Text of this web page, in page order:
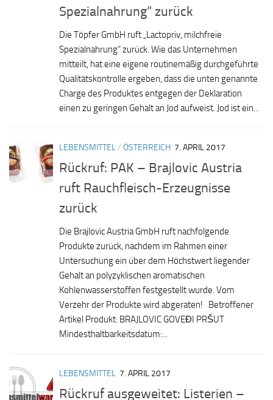
Spezialnahrung“ zurück
Die Töpfer GmbH ruft „Lactopriv, milchfreie
Spezialnahrung“ zurück. Wie das Unternehmen
mitteilt, hat eine eigene routinemäßig durchgeführte
Qualitätskontrolle ergeben, dass die unten genannte
Charge des Produktes entgegen der Deklaration
einen zu geringen Gehalt an Jod aufweist. Jod ist ein...
LEBENSMITTEL/ ÖSTERREICH 7. APRIL 2017
Rückruf: PAK – Brajlovic Austria
ruft Rauchfleisch-Erzeugnisse
zurück
Die Brajlovic Austria GmbH ruft nachfolgende
Produkte zurück, nachdem im Rahmen einer
Untersuchung ein über dem Höchstwert liegender
Gehalt an polyzyklischen aromatischen
Kohlenwasserstoffen festgestellt wurde. Vom
Verzehr der Produkte wird abgeraten! Betroffener
Artikel Produkt: BRAJLOVIC GOVEĐI PRŠUT
Mindesthaltbarkeitsdatum:...
LEBENSMITTEL 7. APRIL 2017
Rückruf ausgeweitet: Listerien –